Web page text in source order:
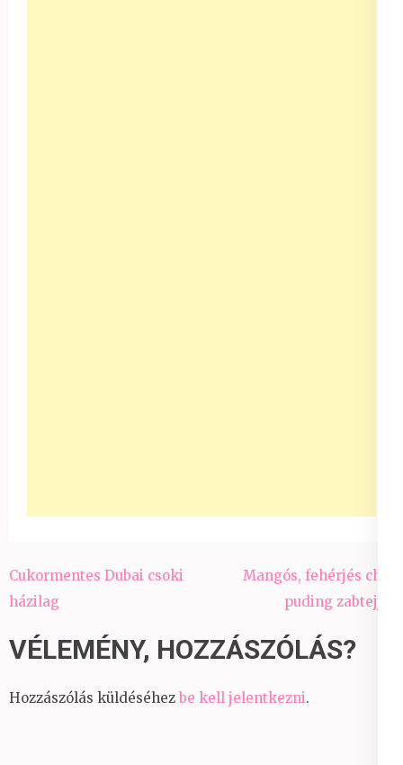
Bejegyzés
navigáció
Cukormentes Dubai csoki
házilag
Mangós, fehérjés chia
puding zabtejjel
VÉLEMÉNY, HOZZÁSZÓLÁS?
Hozzászólás küldéséhez be kell jelentkezni.